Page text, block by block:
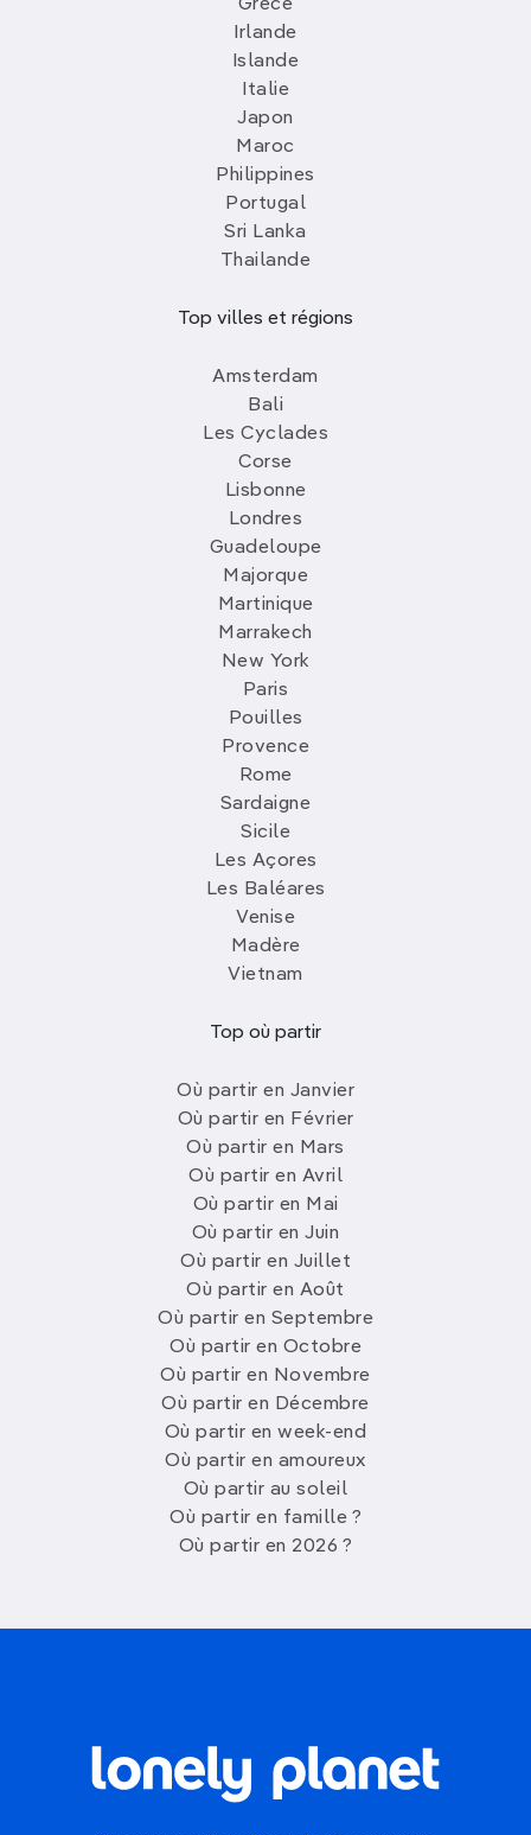
Grèce
Irlande
Islande
Italie
Japon
Maroc
Philippines
Portugal
Sri Lanka
Thailande
Top villes et régions
Amsterdam
Bali
Les Cyclades
Corse
Lisbonne
Londres
Guadeloupe
Majorque
Martinique
Marrakech
New York
Paris
Pouilles
Provence
Rome
Sardaigne
Sicile
Les Açores
Les Baléares
Venise
Madère
Vietnam
Top où partir
Où partir en Janvier
Où partir en Février
Où partir en Mars
Où partir en Avril
Où partir en Mai
Où partir en Juin
Où partir en Juillet
Où partir en Août
Où partir en Septembre
Où partir en Octobre
Où partir en Novembre
Où partir en Décembre
Où partir en week-end
Où partir en amoureux
Où partir au soleil
Où partir en famille ?
Où partir en 2026 ?